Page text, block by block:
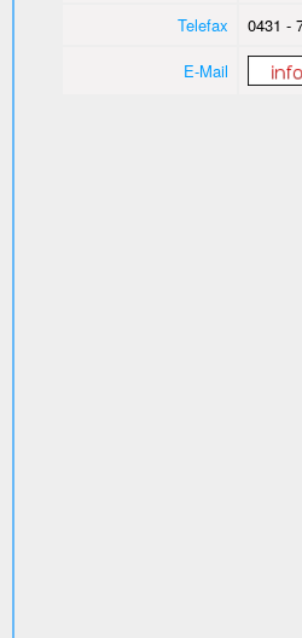
Telefax
0431 -
E-Mail